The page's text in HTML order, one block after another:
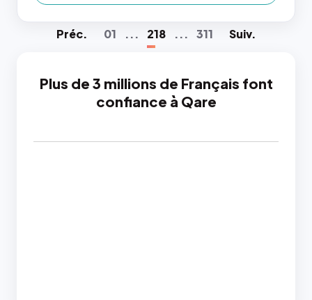
Préc. 01 ... 218 ... 311 Suiv.
Plus de 3 millions de Français font
confiance à Qare